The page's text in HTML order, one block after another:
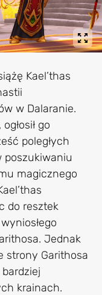
Kael’thas
w Dalaranie.
go
poległych
poszukiwaniu
magicznego
do resztek
Jednak
strony Garithosa
krainach.